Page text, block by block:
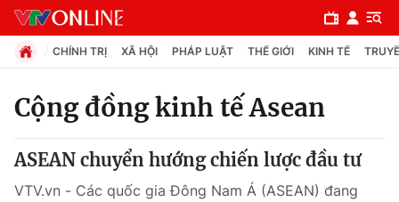
Chuyên mục
CHÍNH TRỊ XÃ HỘI PHÁP LUẬT THẾ GIỚI KINH TẾ
Cộng đồng kinh tế Asean
ASEAN chuyển hướng chiến lược đầu tư
VTV.vn - Các quốc gia Đông Nam Á (ASEAN) đang